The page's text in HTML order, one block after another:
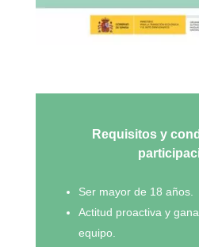
Requisitos y
Ser mayor de 18 años.
Actitud proactiva y
equipo.